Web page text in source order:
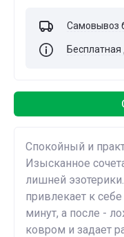
Самовывоз
Бесплатная
Спокойный и
Изысканное
лишней
привлекает к
минут, а после -
ковром и задает